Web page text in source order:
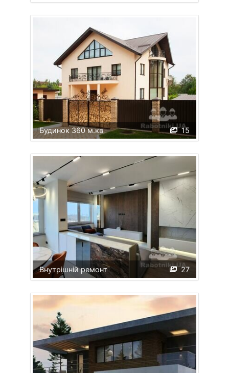
15
Будинок 360 м.кв
27
Внутрішній ремонт